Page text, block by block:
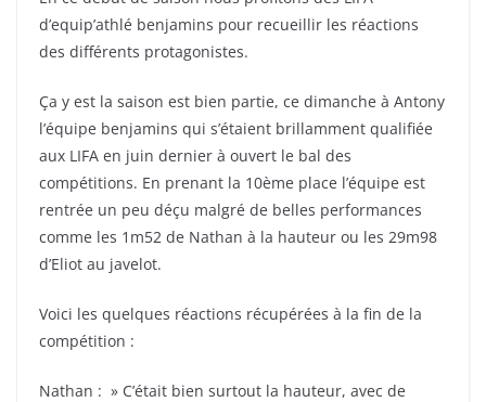
d’equip’athlé benjamins pour recueillir les réactions
des différents protagonistes.
Ça y est la saison est bien partie, ce dimanche à Antony
l’équipe benjamins qui s’étaient brillamment qualifiée
aux LIFA en juin dernier à ouvert le bal des
compétitions. En prenant la 10ème place l’équipe est
rentrée un peu déçu malgré de belles performances
comme les 1m52 de Nathan à la hauteur ou les 29m98
d’Eliot au javelot.
Voici les quelques réactions récupérées à la fin de la
compétition :
Nathan : » C’était bien surtout la hauteur, avec de